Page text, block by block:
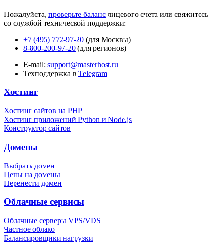
Пожалуйста, проверьте баланс лицевого счета или свяжитесь
со службой технической поддержки:
+7 (495) 772-97-20 (для Москвы)
8-800-200-97-20 (для регионов)
E-mail: support@masterhost.ru
Техподдержка в Telegram
Хостинг
Хостинг сайтов на PHP
Хостинг приложений Python и Node.js
Конструктор сайтов
Домены
Выбрать домен
Цены на домены
Перенести домен
Облачные сервисы
Облачные серверы VPS/VDS
Частное облако
Балансировщики нагрузки